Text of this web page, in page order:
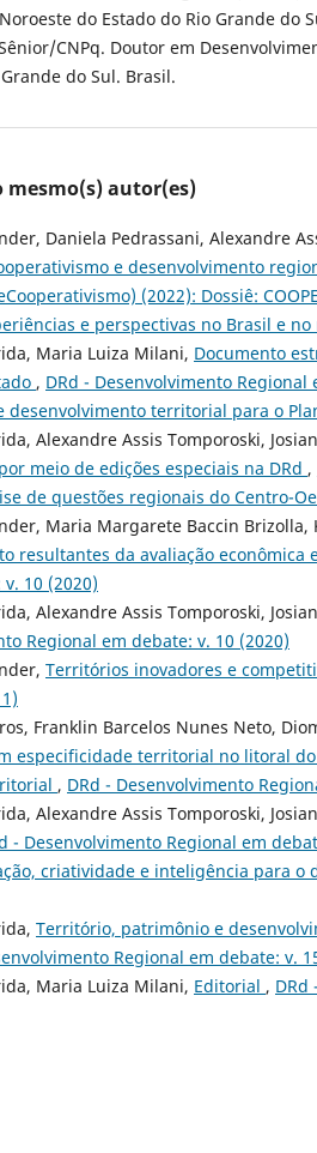
do Estado do Rio Grande do
CNPq. Doutor em
do Sul. Brasil.
autor(es)
Daniela Pedrassani, Alexandre
e desenvolvimento
(2022): Dossiê:
e perspectivas no Brasil e
Maria Luiza Milani, Documento
, DRd - Desenvolvimento Regional
desenvolvimento territorial para o
Alexandre Assis Tomporoski,
meio de edições especiais na DRd ,
de questões regionais do Centro-
Maria Margarete Baccin Brizolla,
resultantes da avaliação econômica
10 (2020)
Alexandre Assis Tomporoski,
Regional em debate: v. 10 (2020)
Territórios inovadores e
Franklin Barcelos Nunes Neto,
especificidade territorial no litoral
, DRd - Desenvolvimento
Alexandre Assis Tomporoski,
- Desenvolvimento Regional em
criatividade e inteligência para
Território, patrimônio e
Regional em debate: v.
Maria Luiza Milani, Editorial , DRd